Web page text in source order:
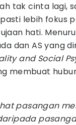
tak cinta lagi,
lebih fokus
hati.
dan AS yang
and Social
membuat
pasangan